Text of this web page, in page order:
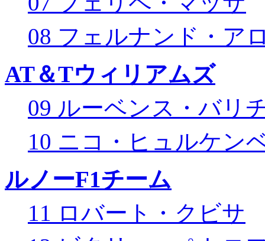
08 フェルナンド・ア
AT＆Tウィリアムズ
09 ルーベンス・バリ
10 ニコ・ヒュルケン
ルノーF1チーム
11 ロバート・クビサ